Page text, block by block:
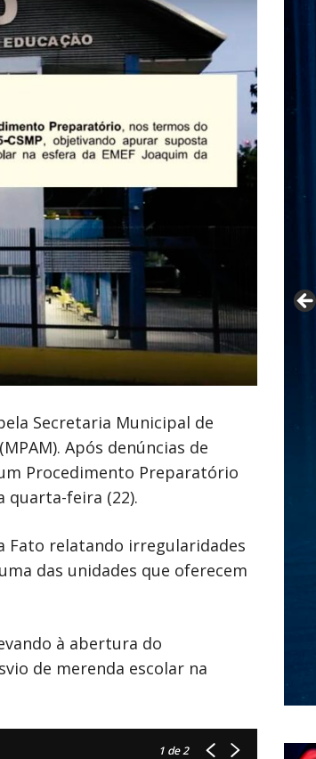
Secretaria Municipal de
Após denúncias de
Procedimento Preparatório
quarta-feira (22).
Fato relatando irregularidades
das unidades que oferecem
à abertura do
de merenda escolar na
1 de 2